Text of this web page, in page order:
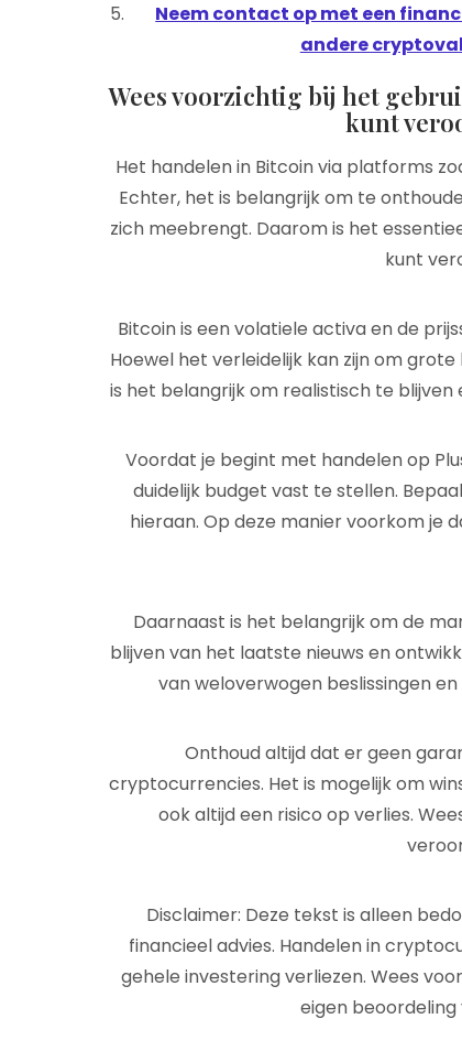
Neem contact op met een
andere
Wees voorzichtig bij het
kunt
Het handelen in Bitcoin via platforms
Echter, het is belangrijk om te
zich meebrengt. Daarom is het
kunt
Bitcoin is een volatiele activa en de
Hoewel het verleidelijk kan zijn om
is het belangrijk om realistisch te
Voordat je begint met handelen op
duidelijk budget vast te stellen.
hieraan. Op deze manier voorkom je
Daarnaast is het belangrijk om de
blijven van het laatste nieuws en
van weloverwogen beslissingen
Onthoud altijd dat er geen
cryptocurrencies. Het is mogelijk om
ook altijd een risico op verlies.
Disclaimer: Deze tekst is alleen
financieel advies. Handelen in
gehele investering verliezen. Wees
eigen